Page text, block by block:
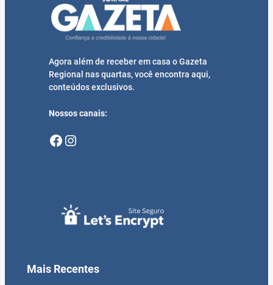
Agora além de receber em casa o Gazeta
Regional nas quartas, você encontra aqui,
conteúdos exclusivos.
Nossos canais:
Facebook Instagram
Mais Recentes